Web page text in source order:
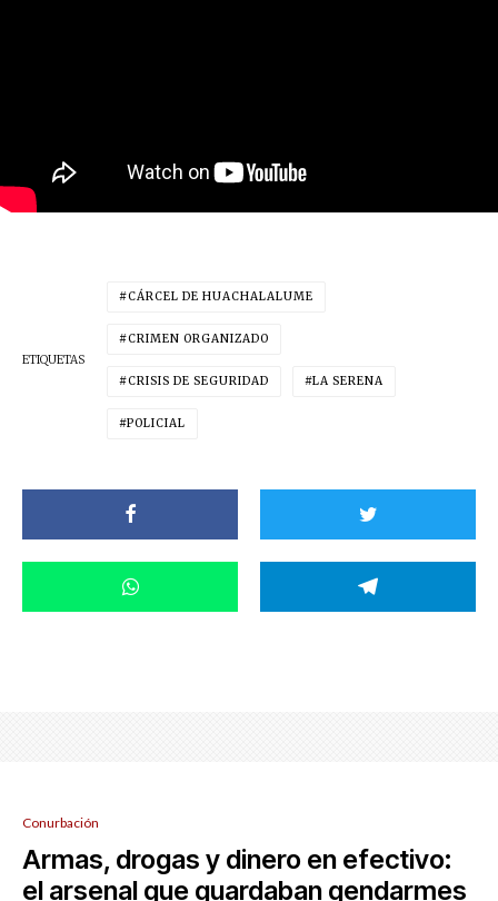
ETIQUETAS
CÁRCEL DE HUACHALALUME
CRIMEN ORGANIZADO
CRISIS DE SEGURIDAD LA SERENA
POLICIAL
Conurbación
Armas, drogas y dinero en efectivo:
el arsenal que guardaban gendarmes